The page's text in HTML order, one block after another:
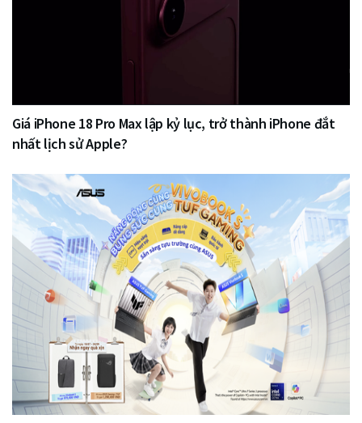
Giá iPhone 18 Pro Max lập kỷ lục, trở thành iPhone đắt
nhất lịch sử Apple?